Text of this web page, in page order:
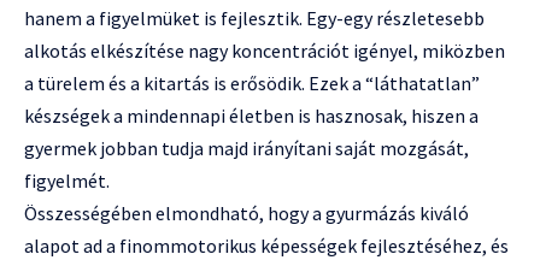
hanem a figyelmüket is fejlesztik. Egy-egy részletesebb
alkotás elkészítése nagy koncentrációt igényel, miközben
a türelem és a kitartás is erősödik. Ezek a “láthatatlan”
készségek a mindennapi életben is hasznosak, hiszen a
gyermek jobban tudja majd irányítani saját mozgását,
figyelmét.
Összességében elmondható, hogy a gyurmázás kiváló
alapot ad a finommotorikus képességek fejlesztéséhez, és